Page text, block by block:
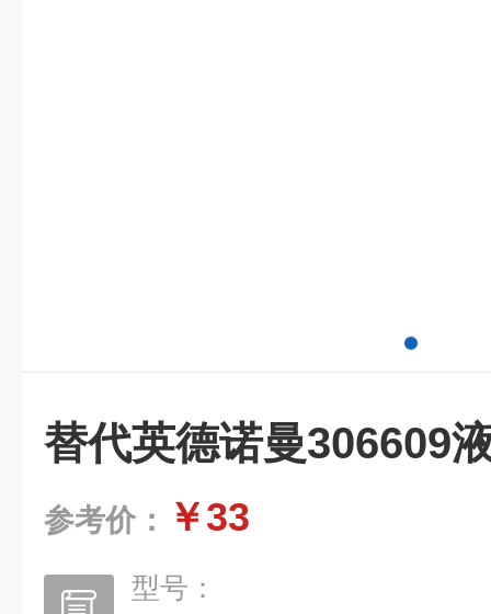
替代英德诺曼306609
参考价： ￥33
型号：